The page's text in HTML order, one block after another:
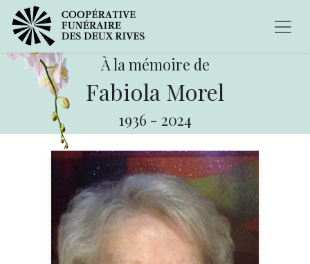
À la mémoire de
Fabiola Morel
1936 - 2024